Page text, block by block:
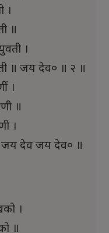
।
॥
।
॥ जय देव० ॥ २ ॥
।
॥
।
जय देव जय देव० ॥
।
॥